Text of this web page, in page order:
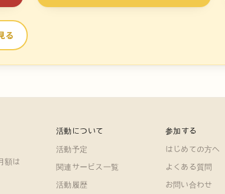
る
額は
活動について
活動予定
関連サービス一覧
活動履歴
参加する
はじめての方へ
よくある質問
お問い合わせ